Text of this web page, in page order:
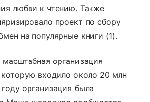
любви к чтению. Также
проект по сбору
на популярные книги (1).
организация
входило около 20 млн
организация была